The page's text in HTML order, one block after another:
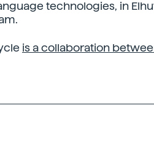
technologies, in
is a collaboration